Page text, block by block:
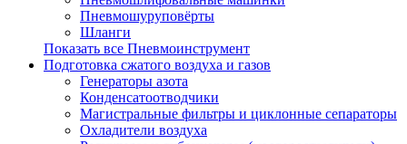
Пневмошуруповёрты
Шланги
Показать все Пневмоинструмент
Подготовка сжатого воздуха и газов
Генераторы азота
Конденсатоотводчики
Магистральные фильтры и циклонные сепараторы
Охладители воздуха